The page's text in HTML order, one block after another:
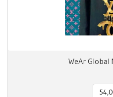
WeAr Global